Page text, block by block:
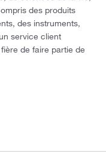
des produits
des instruments,
service client
de faire partie de